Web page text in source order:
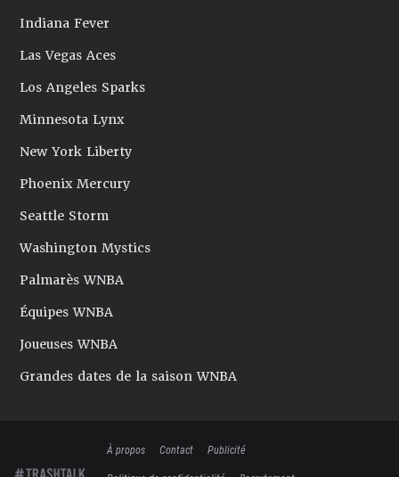
Indiana Fever
Las Vegas Aces
Los Angeles Sparks
Minnesota Lynx
New York Liberty
Phoenix Mercury
Seattle Storm
Washington Mystics
Palmarès WNBA
Équipes WNBA
Joueuses WNBA
Grandes dates de la saison WNBA
À propos Contact
Publicité